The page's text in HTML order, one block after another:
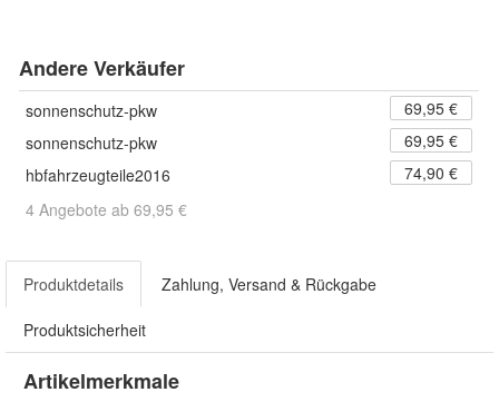
Andere Verkäufer
sonnenschutz-pkw
69,95 €
sonnenschutz-pkw
69,95 €
hbfahrzeugteile2016
74,90 €
4 Angebote ab 69,95 €
Produktdetails Zahlung, Versand & Rückgabe
Produktsicherheit
Artikelmerkmale